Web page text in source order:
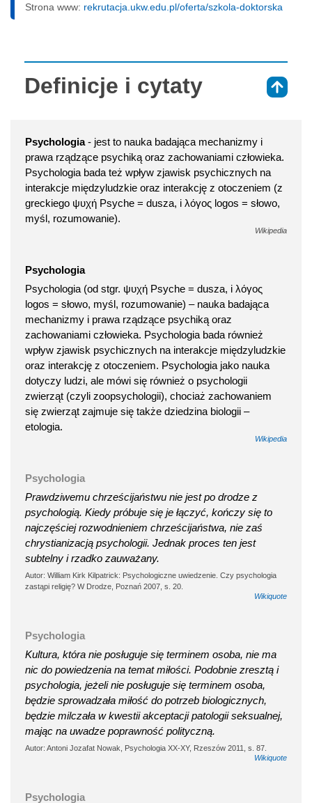
Strona www: rekrutacja.ukw.edu.pl/oferta/szkola-doktorska
Definicje i cytaty
Psychologia- jest to nauka badająca mechanizmy i
prawa rządzące psychiką oraz zachowaniami człowieka.
Psychologia bada też wpływ zjawisk psychicznych na
interakcje międzyludzkie oraz interakcję z otoczeniem (z
greckiego ψυχή Psyche = dusza, i λόγος logos = słowo,
myśl, rozumowanie).
Wikipedia
Psychologia
Psychologia (od stgr. ψυχή Psyche = dusza, i λόγος
logos = słowo, myśl, rozumowanie) – nauka badająca
mechanizmy i prawa rządzące psychiką oraz
zachowaniami człowieka. Psychologia bada również
wpływ zjawisk psychicznych na interakcje międzyludzkie
oraz interakcję z otoczeniem. Psychologia jako nauka
dotyczy ludzi, ale mówi się również o psychologii
zwierząt (czyli zoopsychologii), chociaż zachowaniem
się zwierząt zajmuje się także dziedzina biologii –
etologia.
Wikipedia
Psychologia
Prawdziwemu chrześcijaństwu nie jest po drodze z
psychologią. Kiedy próbuje się je łączyć, kończy się to
najczęściej rozwodnieniem chrześcijaństwa, nie zaś
chrystianizacją psychologii. Jednak proces ten jest
subtelny i rzadko zauważany.
Autor: William Kirk Kilpatrick: Psychologiczne uwiedzenie. Czy psychologia
zastąpi religię? W Drodze, Poznań 2007, s. 20.
Wikiquote
Psychologia
Kultura, która nie posługuje się terminem osoba, nie ma
nic do powiedzenia na temat miłości. Podobnie zresztą i
psychologia, jeżeli nie posługuje się terminem osoba,
będzie sprowadzała miłość do potrzeb biologicznych,
będzie milczała w kwestii akceptacji patologii seksualnej,
mając na uwadze poprawność polityczną.
Autor: Antoni Jozafat Nowak, Psychologia XX-XY, Rzeszów 2011, s. 87.
Wikiquote
Psychologia